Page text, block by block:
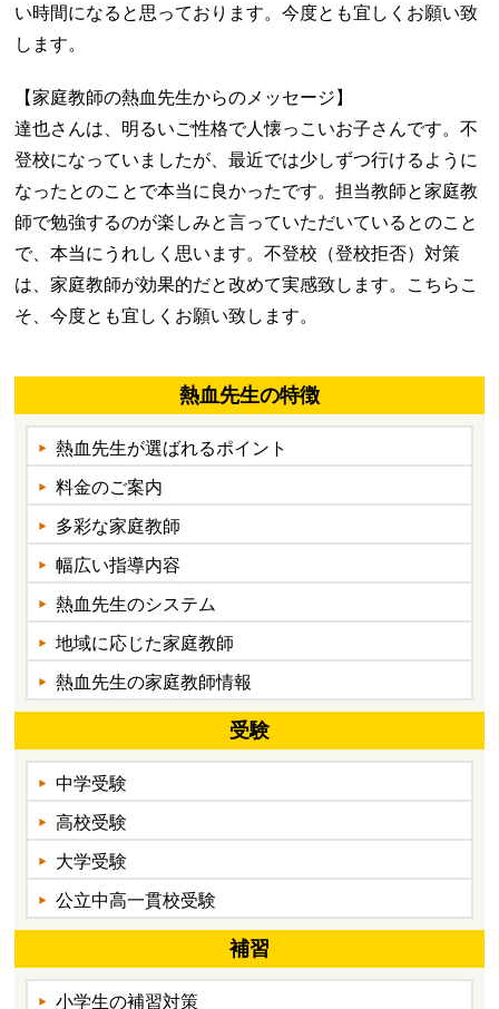
い時間になると思っております。今度とも宜しくお願い致
します。
【家庭教師の熱血先生からのメッセージ】
達也さんは、明るいご性格で人懐っこいお子さんです。不
登校になっていましたが、最近では少しずつ行けるように
なったとのことで本当に良かったです。担当教師と家庭教
師で勉強するのが楽しみと言っていただいているとのこと
で、本当にうれしく思います。不登校（登校拒否）対策
は、家庭教師が効果的だと改めて実感致します。こちらこ
そ、今度とも宜しくお願い致します。
熱血先生の特徴
熱血先生が選ばれるポイント
料金のご案内
多彩な家庭教師
幅広い指導内容
熱血先生のシステム
地域に応じた家庭教師
熱血先生の家庭教師情報
受験
中学受験
高校受験
大学受験
公立中高一貫校受験
補習
小学生の補習対策